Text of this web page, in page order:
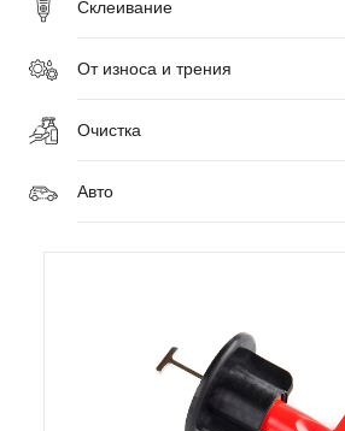
Склеивание
От износа и трения
Очистка
Авто